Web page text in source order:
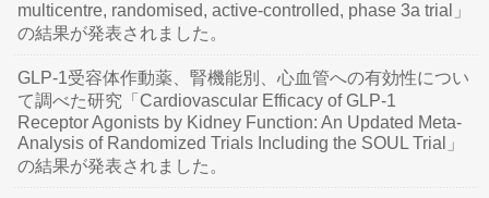
multicentre, randomised, active-controlled, phase 3a trial」
の結果が発表されました。
GLP-1受容体作動薬、腎機能別、心血管への有効性につい
て調べた研究「Cardiovascular Efficacy of GLP-1
Receptor Agonists by Kidney Function: An Updated Meta-
Analysis of Randomized Trials Including the SOUL Trial」
の結果が発表されました。